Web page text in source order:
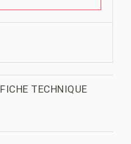
FICHE TECHNIQUE